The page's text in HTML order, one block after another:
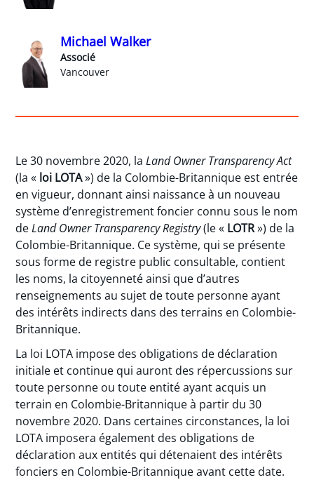
Michael Walker
Associé
Vancouver
Le 30 novembre 2020, laLand Owner Transparency Act
(la « loi LOTA») de la Colombie-Britannique est entrée
en vigueur, donnant ainsi naissance à un nouveau
système d’enregistrement foncier connu sous le nom
deLand Owner Transparency Registry(le « LOTR») de la
Colombie-Britannique. Ce système, qui se présente
sous forme de registre public consultable, contient
les noms, la citoyenneté ainsi que d’autres
renseignements au sujet de toute personne ayant
des intérêts indirects dans des terrains en Colombie-
Britannique.
La loi LOTA impose des obligations de déclaration
initiale et continue qui auront des répercussions sur
toute personne ou toute entité ayant acquis un
terrain en Colombie-Britannique à partir du 30
novembre 2020. Dans certaines circonstances, la loi
LOTA imposera également des obligations de
déclaration aux entités qui détenaient des intérêts
fonciers en Colombie-Britannique avant cette date.